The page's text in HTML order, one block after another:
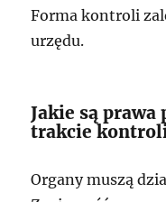
Forma kontroli
urzędu.
Jakie są
trakcie
Organy muszą